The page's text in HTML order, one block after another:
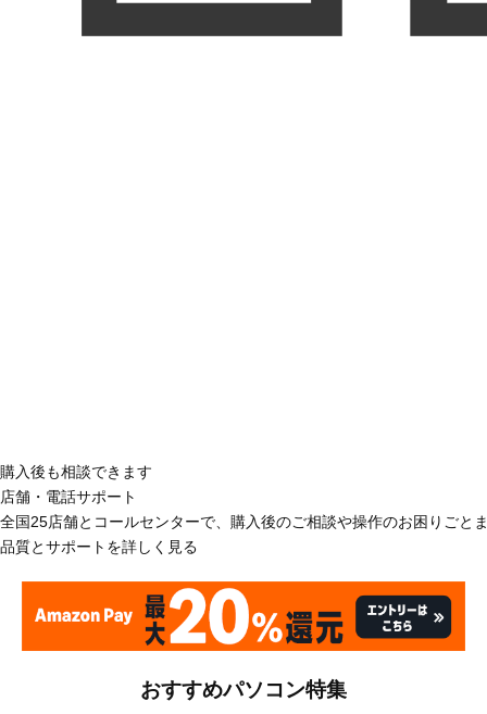
購入後も相談できます
店舗・電話サポート
全国25店舗とコールセンターで、購入後のご相談や操作のお困りごと
品質とサポートを詳しく見る
おすすめパソコン特集